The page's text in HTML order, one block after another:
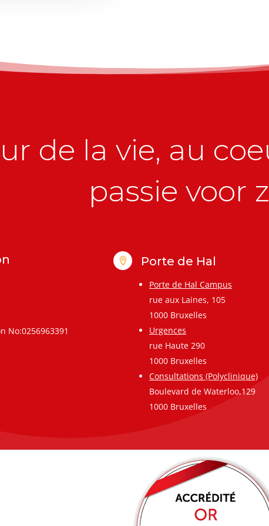
de la vie, au
passie voor
No:0256963391
 Porte de Hal
Porte de Hal Campus
rue aux Laines, 105
1000 Bruxelles
Urgences
rue Haute 290
1000 Bruxelles
Consultations (Polyclinique)
Boulevard de Waterloo,129
1000 Bruxelles